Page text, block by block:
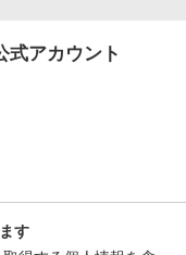
アカウント
す